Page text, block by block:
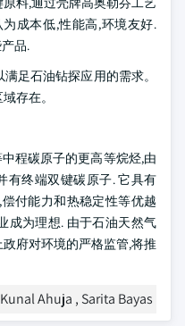
为成本低,性能高,环境友好.
品.
足石油钻探应用的需求。
存在。
程碳原子的更高等烷烃,由
有终端双键碳原子. 它具有
付能力和热稳定性等优越
成为理想. 由于石油天然气
府对环境的严格监管,将推
Kunal Ahuja , Sarita Bayas